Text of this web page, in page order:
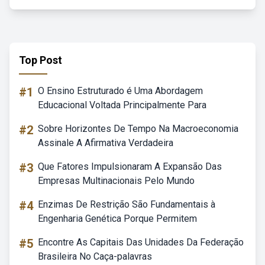
Top Post
#1 O Ensino Estruturado é Uma Abordagem
Educacional Voltada Principalmente Para
#2 Sobre Horizontes De Tempo Na Macroeconomia
Assinale A Afirmativa Verdadeira
#3 Que Fatores Impulsionaram A Expansão Das
Empresas Multinacionais Pelo Mundo
#4 Enzimas De Restrição São Fundamentais à
Engenharia Genética Porque Permitem
#5 Encontre As Capitais Das Unidades Da Federação
Brasileira No Caça-palavras